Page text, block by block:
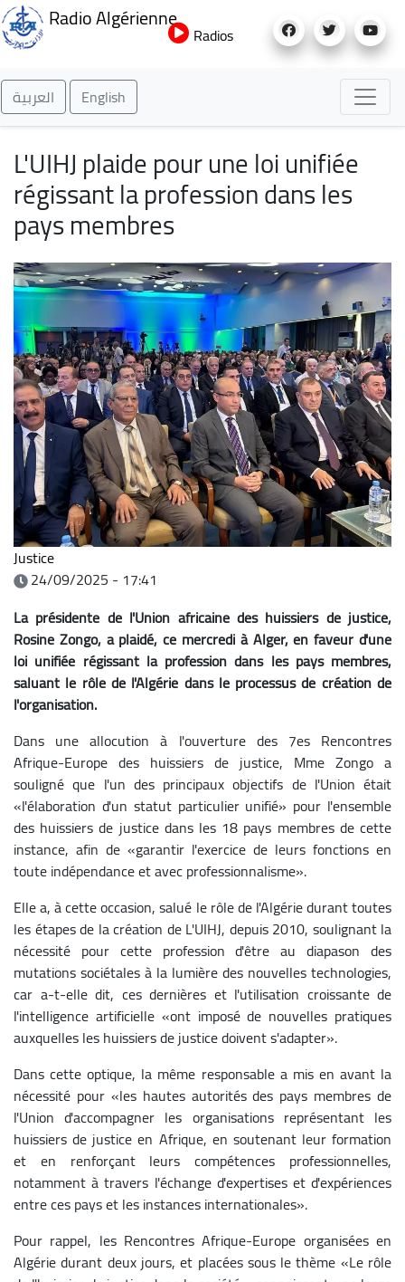
au
Radio Algérienne
Radios
العربية English
L'UIHJ plaide pour une loi unifiée
régissant la profession dans les
pays membres
Justice
24/09/2025 - 17:41
La présidente de l'Union africaine des huissiers de justice,
Rosine Zongo, a plaidé, ce mercredi à Alger, en faveur d'une
loi unifiée régissant la profession dans les pays membres,
saluant le rôle de l'Algérie dans le processus de création de
l'organisation.
Dans une allocution à l'ouverture des 7es Rencontres
Afrique-Europe des huissiers de justice, Mme Zongo a
souligné que l'un des principaux objectifs de l'Union était
«l'élaboration d'un statut particulier unifié» pour l'ensemble
des huissiers de justice dans les 18 pays membres de cette
instance, afin de «garantir l'exercice de leurs fonctions en
toute indépendance et avec professionnalisme».
Elle a, à cette occasion, salué le rôle de l'Algérie durant toutes
les étapes de la création de L'UIHJ, depuis 2010, soulignant la
nécessité pour cette profession d'être au diapason des
mutations sociétales à la lumière des nouvelles technologies,
car a-t-elle dit, ces dernières et l'utilisation croissante de
l'intelligence artificielle «ont imposé de nouvelles pratiques
auxquelles les huissiers de justice doivent s'adapter».
Dans cette optique, la même responsable a mis en avant la
nécessité pour «les hautes autorités des pays membres de
l'Union d'accompagner les organisations représentant les
huissiers de justice en Afrique, en soutenant leur formation
et en renforçant leurs compétences professionnelles,
notamment à travers l'échange d'expertises et d'expériences
entre ces pays et les instances internationales».
Pour rappel, les Rencontres Afrique-Europe organisées en
Algérie durant deux jours, et placées sous le thème «Le rôle